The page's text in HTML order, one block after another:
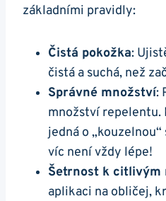
základními pravidly:
Čistá pokožka:
čistá a suchá, než
Správné množství:
množství repelentu.
jedná o
víc není vždy lépe!
Šetrnost k citlivým
aplikaci na obličej,